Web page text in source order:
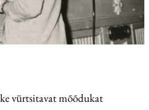
vürtsitavat mõõdukat